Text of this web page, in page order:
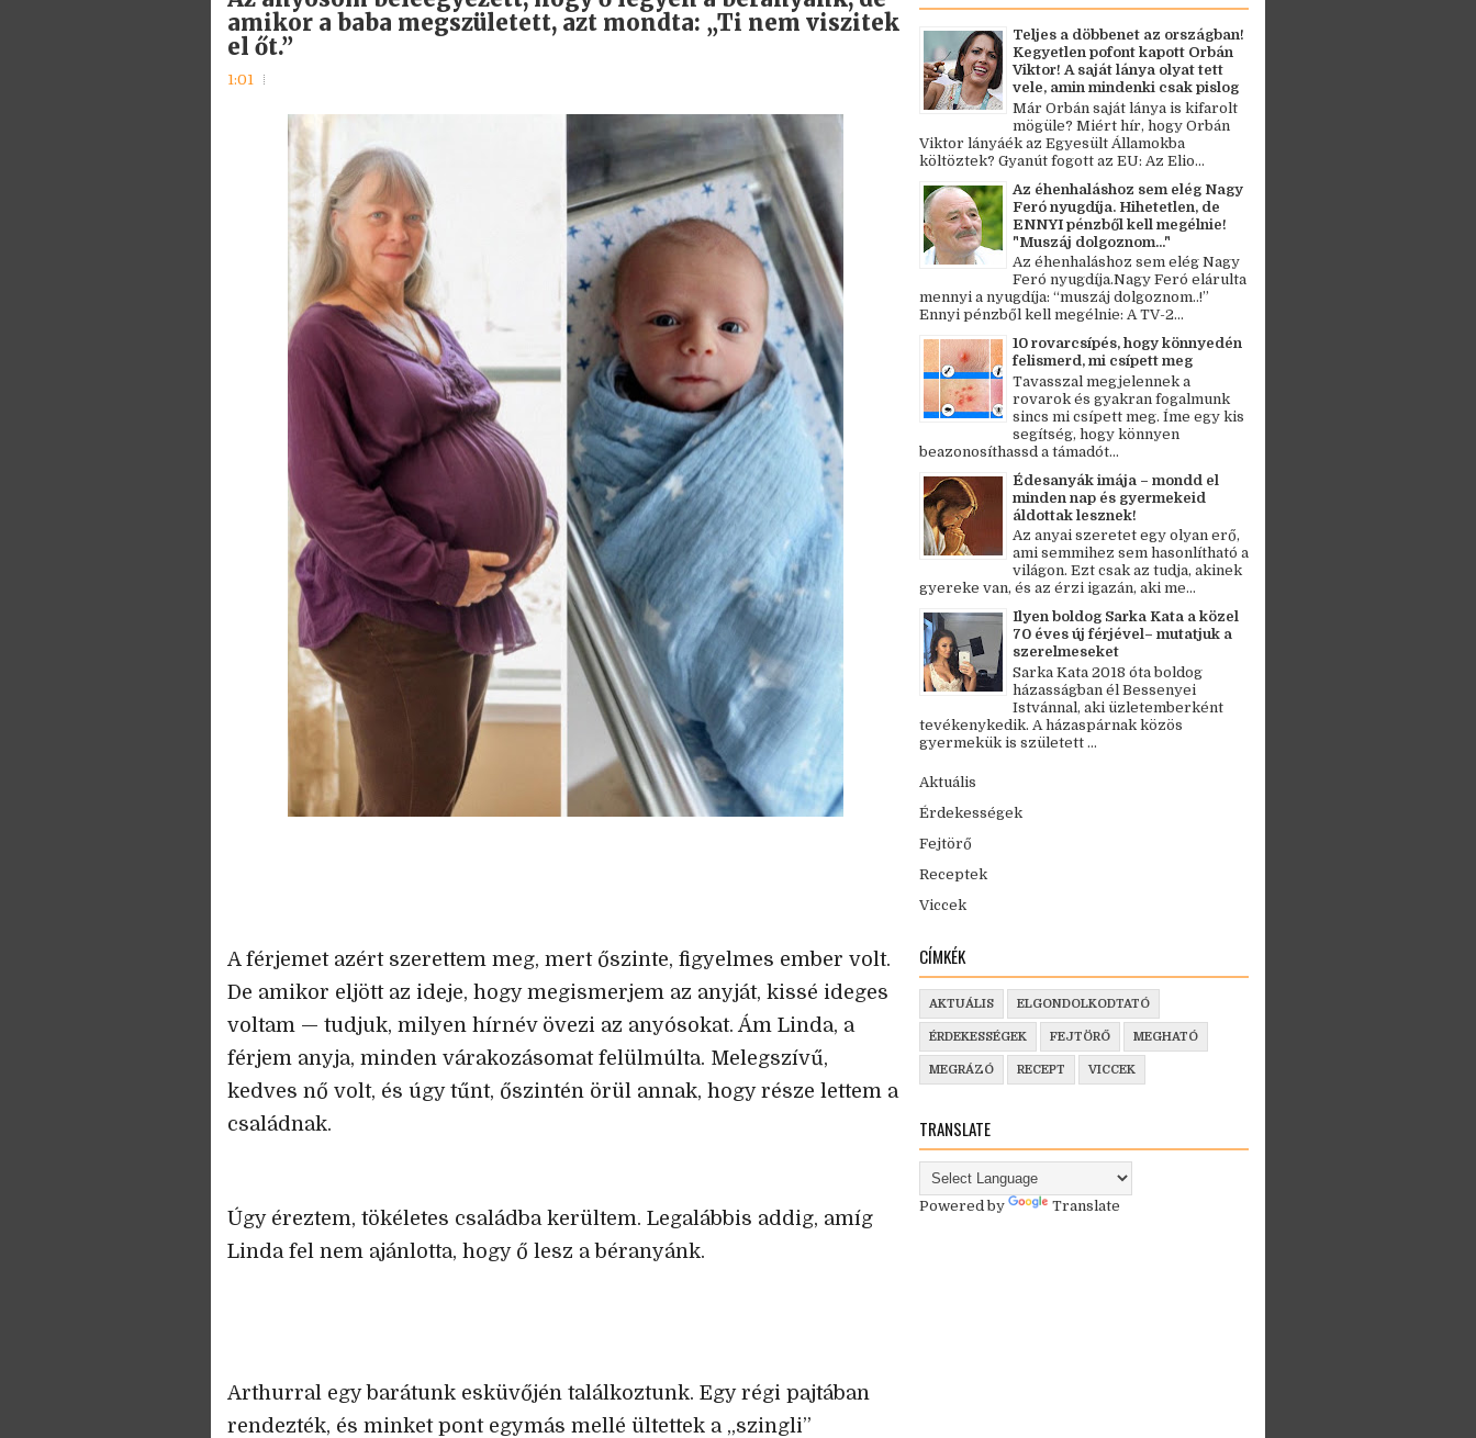
amikor a baba megszületett, azt mondta: „Ti nem viszitek
el őt.”
1:01
A férjemet azért szerettem meg, mert őszinte, figyelmes ember volt.
De amikor eljött az ideje, hogy megismerjem az anyját, kissé ideges
voltam — tudjuk, milyen hírnév övezi az anyósokat. Ám Linda, a
férjem anyja, minden várakozásomat felülmúlta. Melegszívű,
kedves nő volt, és úgy tűnt, őszintén örül annak, hogy része lettem a
családnak.
Úgy éreztem, tökéletes családba kerültem. Legalábbis addig, amíg
Linda fel nem ajánlotta, hogy ő lesz a béranyánk.
Arthurral egy barátunk esküvőjén találkoztunk. Egy régi pajtában
rendezték, és minket pont egymás mellé ültettek a „szingli”
Teljes a döbbenet az országban!
Kegyetlen pofont kapott Orbán
Viktor! A saját lánya olyat tett
vele, amin mindenki csak pislog
Már Orbán saját lánya is kifarolt
mögüle? Miért hír, hogy Orbán
Viktor lányáék az Egyesült Államokba
költöztek? Gyanút fogott az EU: Az Elio...
Az éhenhaláshoz sem elég Nagy
Feró nyugdíja. Hihetetlen, de
ENNYI pénzből kell megélnie!
"Muszáj dolgoznom..."
Az éhenhaláshoz sem elég Nagy
Feró nyugdíja.Nagy Feró elárulta
mennyi a nyugdíja: “muszáj dolgoznom..!”
Ennyi pénzből kell megélnie: A TV-2...
10 rovarcsípés, hogy könnyedén
felismerd, mi csípett meg
Tavasszal megjelennek a
rovarok és gyakran fogalmunk
sincs mi csípett meg. Íme egy kis
segítség, hogy könnyen
beazonosíthassd a támadót...
Édesanyák imája – mondd el
minden nap és gyermekeid
áldottak lesznek!
Az anyai szeretet egy olyan erő,
ami semmihez sem hasonlítható a
világon. Ezt csak az tudja, akinek
gyereke van, és az érzi igazán, aki me...
Ilyen boldog Sarka Kata a közel
70 éves új férjével– mutatjuk a
szerelmeseket
Sarka Kata 2018 óta boldog
házasságban él Bessenyei
Istvánnal, aki üzletemberként
tevékenykedik. A házaspárnak közös
gyermekük is született ...
Aktuális
Érdekességek
Fejtörő
Receptek
Viccek
CÍMKÉK
AKTUÁLIS ELGONDOLKODTATÓ
ÉRDEKESSÉGEK FEJTÖRŐ MEGHATÓ
MEGRÁZÓ RECEPT VICCEK
TRANSLATE
Powered by Translate